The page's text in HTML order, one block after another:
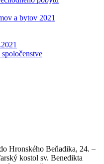
a bytov 2021
Hronského Beňadika, 24. –
kostol sv. Benedikta